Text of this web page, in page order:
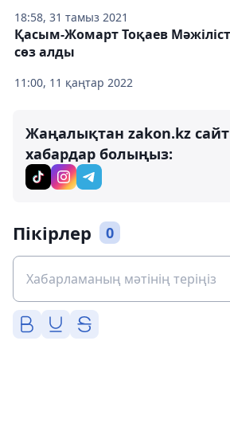
18:58, 31 тамыз 2021
11:00, 11 қаңтар 2022
Қасым-Жомарт Тоқаев
сөз алды
Жаңалықтан zakon.kz
хабардар болыңыз:
Пікірлер 0